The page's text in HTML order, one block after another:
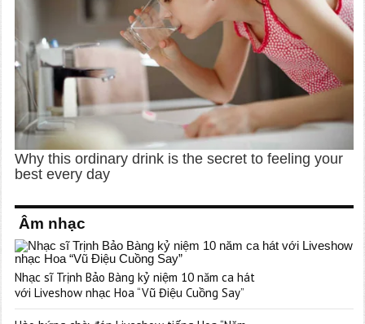
Âm nhạc
Nhạc sĩ Trịnh Bảo Bàng kỷ niệm 10 năm ca hát
với Liveshow nhạc Hoa “Vũ Điệu Cuồng Say”